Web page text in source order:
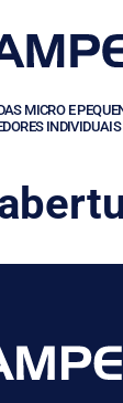
MICRO E
INDIVIDUAIS